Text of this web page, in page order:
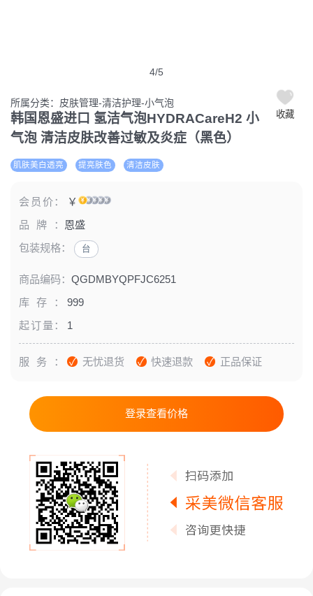
4/5
收藏
所属分类：皮肤管理-清洁护理-小气泡
韩国恩盛进口 氢洁气泡HYDRACareH2 小
气泡 清洁皮肤改善过敏及炎症（黑色）
肌肤美白透亮 提亮肤色 清洁皮肤
会员价：
￥
品牌：
恩盛
包装规格：
台
商品编码：QGDMBYQPFJC6251
库存：
999
起订量：
1
服务： 无忧退货 快速退款 正品保证
登录查看价格